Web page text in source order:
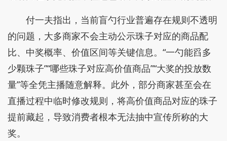
付一夫指出，当前盲勺行业普遍存在规则不透明
的问题，大多商家不会主动公示珠子对应的商品配
比、中奖概率、价值区间等关键信息。“一勺能舀多
少颗珠子”“哪些珠子对应高价值商品”“大奖的投放数
量”等全凭主播随意解释。此外，部分商家甚至会在
直播过程中临时修改规则，将高价值商品对应的珠子
提前藏起，导致消费者根本无法抽中宣传所称的大
奖。